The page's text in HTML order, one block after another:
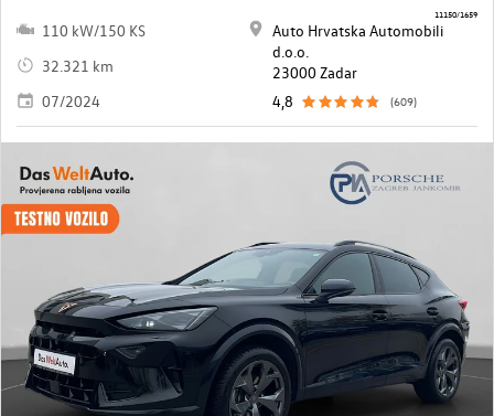
110 kW/150 KS
32.321 km
07/2024
Auto Hrvatska Automobili
d.o.o.
23000 Zadar
4,8
(609)
11150/1659